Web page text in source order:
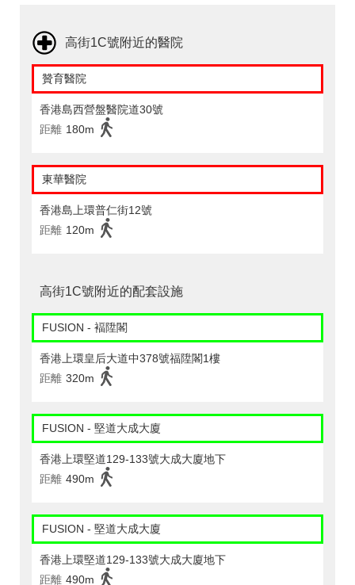
高街1C號附近的醫院
贊育醫院
香港島西營盤醫院道30號
距離 180m
東華醫院
香港島上環普仁街12號
距離 120m
高街1C號附近的配套設施
FUSION - 褔陞閣
香港上環皇后大道中378號福陞閣1樓
距離 320m
FUSION - 堅道大成大廈
香港上環堅道129-133號大成大廈地下
距離 490m
FUSION - 堅道大成大廈
香港上環堅道129-133號大成大廈地下
距離 490m